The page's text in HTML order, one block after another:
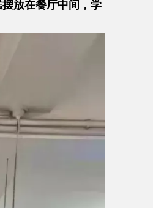
放在餐厅中间，学